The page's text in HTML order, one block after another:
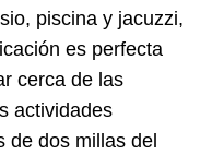
piscina y jacuzzi,
es perfecta
cerca de las
actividades
de dos millas del